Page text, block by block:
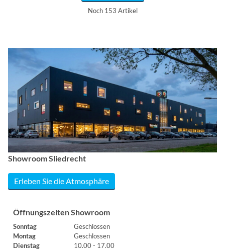
Noch 153 Artikel
Showroom Sliedrecht
Erleben Sie die Atmosphäre
Öffnungszeiten Showroom
Sonntag
Geschlossen
Montag
Geschlossen
Dienstag
10.00 - 17.00